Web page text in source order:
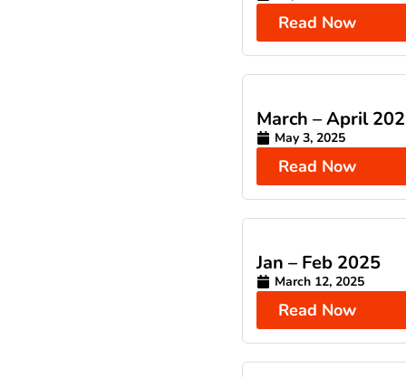
Read Now
March – April
May 3, 2025
Read Now
Jan – Feb 2025
March 12, 2025
Read Now